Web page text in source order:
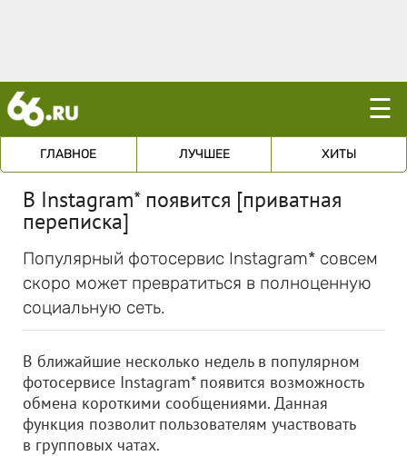
☰
ГЛАВНОЕ ЛУЧШЕЕ ХИТЫ
В Instagram* появится [приватная
переписка]
Популярный фотосервис Instagram* совсем
скоро может превратиться в полноценную
социальную сеть.
В ближайшие несколько недель в популярном
фотосервисе Instagram* появится возможность
обмена короткими сообщениями. Данная
функция позволит пользователям участвовать
в групповых чатах.